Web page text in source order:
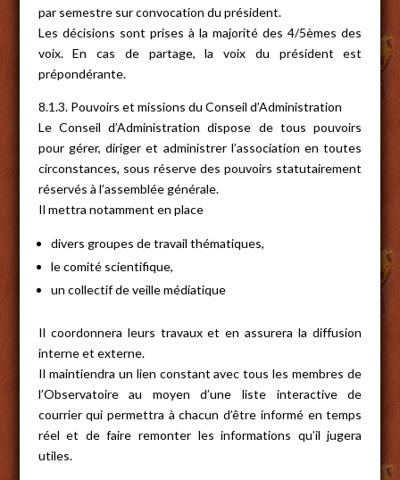
par semestre sur convocation du président.
Les décisions sont prises à la majorité des 4/5èmes des
voix. En cas de partage, la voix du président est
prépondérante.
8.1.3. Pouvoirs et missions du Conseil d’Administration
Le Conseil d’Administration dispose de tous pouvoirs
pour gérer, diriger et administrer l’association en toutes
circonstances, sous réserve des pouvoirs statutairement
réservés à l’assemblée générale.
Il mettra notamment en place
divers groupes de travail thématiques,
le comité scientifique,
un collectif de veille médiatique
Il coordonnera leurs travaux et en assurera la diffusion
interne et externe.
Il maintiendra un lien constant avec tous les membres de
l’Observatoire au moyen d’une liste interactive de
courrier qui permettra à chacun d’être informé en temps
réel et de faire remonter les informations qu’il jugera
utiles.